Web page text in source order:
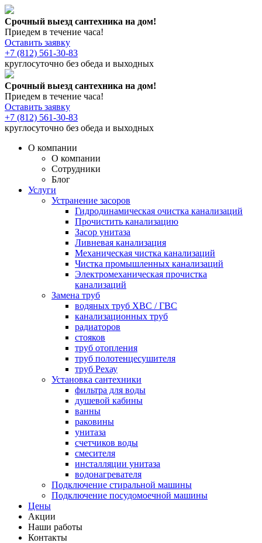
Срочный выезд сантехника на дом!
Приедем в течение часа!
Оставить заявку
+7 (812) 561-30-83
круглосуточно без обеда и выходных
Срочный выезд сантехника на дом!
Приедем в течение часа!
Оставить заявку
+7 (812) 561-30-83
круглосуточно без обеда и выходных
О компании
О компании
Сотрудники
Блог
Услуги
Устранение засоров
Гидродинамическая очистка канализаций
Прочистить канализацию
Засор унитаза
Ливневая канализация
Механическая чистка канализаций
Чистка промышленных канализаций
Электромеханическая прочистка
канализаций
Замена труб
водяных труб ХВС / ГВС
канализационных труб
радиаторов
стояков
труб отопления
труб полотенцесушителя
труб Рехау
Установка сантехники
фильтра для воды
душевой кабины
ванны
раковины
унитаза
счетчиков воды
смесителя
инсталляции унитаза
водонагревателя
Подключение стиральной машины
Подключение посудомоечной машины
Цены
Акции
Наши работы
Контакты